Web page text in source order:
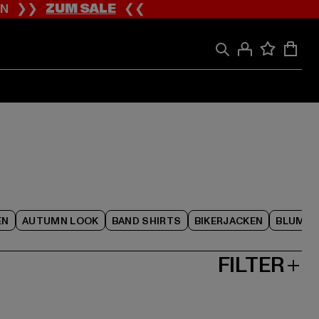
❯❯ZUM SALE❮❮
AUTUMN LOOK BAND SHIRTS BIKERJACKEN
FILTER